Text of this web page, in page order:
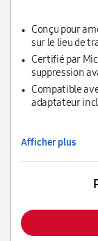
Conçu pour
sur le lieu de
ANC offre
Certifié par
suppression
claires dans
Compatible
adaptateur
Afficher plus